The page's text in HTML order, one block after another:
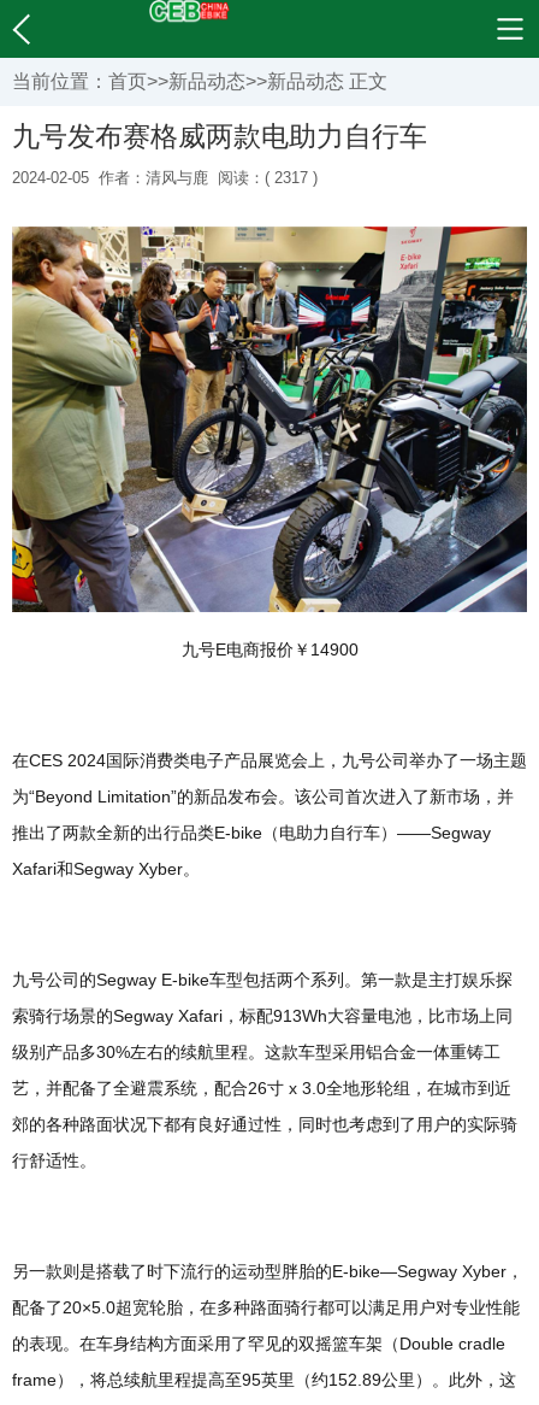
当前位置： 首页>>新品动态>>新品动态 正文
九号发布赛格威两款电助力自行车
2024-02-05 作者：清风与鹿 阅读：( 2317 )
九号E电商报价￥14900
在CES 2024国际消费类电子产品展览会上，九号公司举办了一场主题
为“Beyond Limitation”的新品发布会。该公司首次进入了新市场，并
推出了两款全新的出行品类E-bike（电助力自行车）——Segway
Xafari和Segway Xyber。
九号公司的Segway E-bike车型包括两个系列。第一款是主打娱乐探
索骑行场景的Segway Xafari，标配913Wh大容量电池，比市场上同
级别产品多30%左右的续航里程。这款车型采用铝合金一体重铸工
艺，并配备了全避震系统，配合26寸 x 3.0全地形轮组，在城市到近
郊的各种路面状况下都有良好通过性，同时也考虑到了用户的实际骑
行舒适性。
另一款则是搭载了时下流行的运动型胖胎的E-bike—Segway Xyber，
配备了20×5.0超宽轮胎，在多种路面骑行都可以满足用户对专业性能
的表现。在车身结构方面采用了罕见的双摇篮车架（Double cradle
frame），将总续航里程提高至95英里（约152.89公里）。此外，这